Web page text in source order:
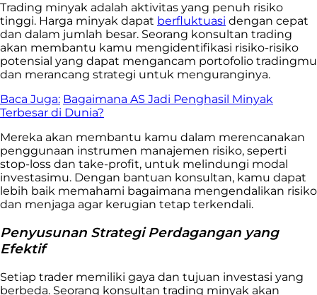
Trading minyak adalah aktivitas yang penuh risiko
tinggi. Harga minyak dapat berfluktuasi dengan cepat
dan dalam jumlah besar. Seorang konsultan trading
akan membantu kamu mengidentifikasi risiko-risiko
potensial yang dapat mengancam portofolio tradingmu
dan merancang strategi untuk menguranginya.
Baca Juga: Bagaimana AS Jadi Penghasil Minyak
Terbesar di Dunia?
Mereka akan membantu kamu dalam merencanakan
penggunaan instrumen manajemen risiko, seperti
stop-loss dan take-profit, untuk melindungi modal
investasimu. Dengan bantuan konsultan, kamu dapat
lebih baik memahami bagaimana mengendalikan risiko
dan menjaga agar kerugian tetap terkendali.
Penyusunan Strategi Perdagangan yang
Efektif
Setiap trader memiliki gaya dan tujuan investasi yang
berbeda. Seorang konsultan trading minyak akan